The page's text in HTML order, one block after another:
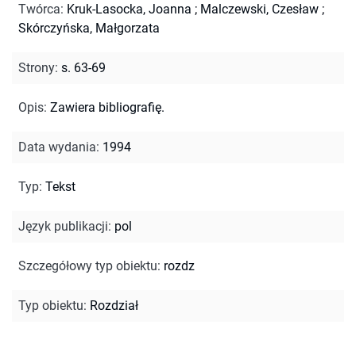
Twórca: Kruk-Lasocka, Joanna ; Malczewski, Czesław ;
Skórczyńska, Małgorzata
Strony: s. 63-69
Opis: Zawiera bibliografię.
Data wydania: 1994
Typ: Tekst
Język publikacji: pol
Szczegółowy typ obiektu: rozdz
Typ obiektu: Rozdział